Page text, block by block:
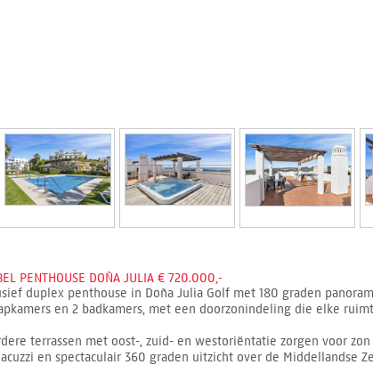
PENTHOUSE DOÑA JULIA € 720.000,-
duplex penthouse in Doña Julia Golf met 180 graden
en 2 badkamers, met een doorzonindeling die elke
terrassen met oost-, zuid- en westoriëntatie zorgen voor
en spectaculair 360 graden uitzicht over de Middellandse